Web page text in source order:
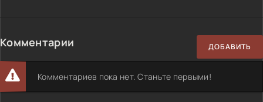
Комментарии ДОБАВИТЬ
Комментариев пока нет. Станьте первыми!